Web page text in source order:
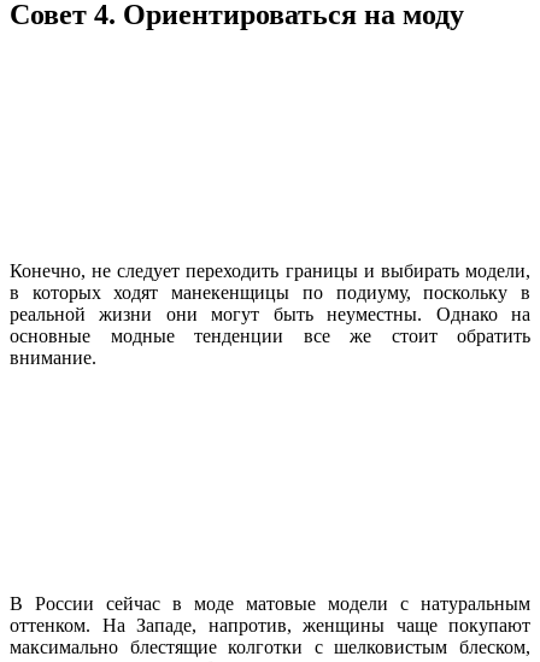
Совет 4. Ориентироваться на моду
Конечно, не следует переходить границы и выбирать модели,
в которых ходят манекенщицы по подиуму, поскольку в
реальной жизни они могут быть неуместны. Однако на
основные модные тенденции все же стоит обратить
внимание.
В России сейчас в моде матовые модели с натуральным
оттенком. На Западе, напротив, женщины чаще покупают
максимально блестящие колготки с шелковистым блеском,